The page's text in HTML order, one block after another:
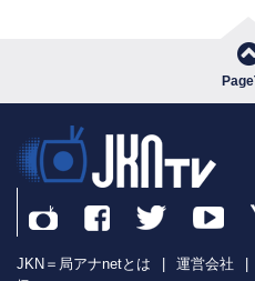
JKN＝局アナnetとは 運営会社